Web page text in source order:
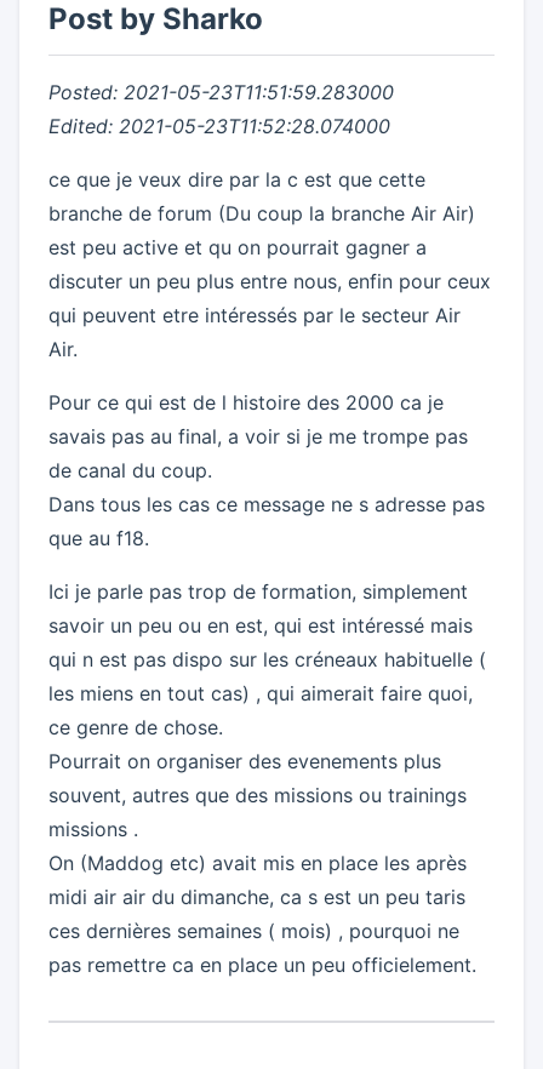
Post by Sharko
Posted: 2021-05-23T11:51:59.283000
Edited: 2021-05-23T11:52:28.074000
ce que je veux dire par la c est que cette
branche de forum (Du coup la branche Air Air)
est peu active et qu on pourrait gagner a
discuter un peu plus entre nous, enfin pour ceux
qui peuvent etre intéressés par le secteur Air
Air.
Pour ce qui est de l histoire des 2000 ca je
savais pas au final, a voir si je me trompe pas
de canal du coup.
Dans tous les cas ce message ne s adresse pas
que au f18.
Ici je parle pas trop de formation, simplement
savoir un peu ou en est, qui est intéressé mais
qui n est pas dispo sur les créneaux habituelle (
les miens en tout cas) , qui aimerait faire quoi,
ce genre de chose.
Pourrait on organiser des evenements plus
souvent, autres que des missions ou trainings
missions .
On (Maddog etc) avait mis en place les après
midi air air du dimanche, ca s est un peu taris
ces dernières semaines ( mois) , pourquoi ne
pas remettre ca en place un peu officielement.